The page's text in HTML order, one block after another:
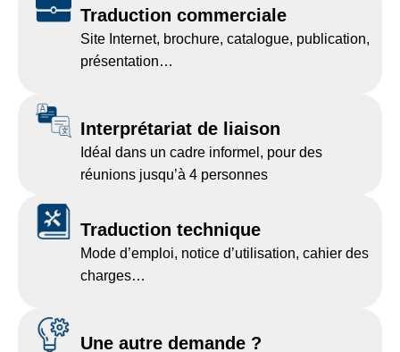
Traduction commerciale
Site Internet, brochure, catalogue, publication,
présentation…
Interprétariat de liaison
Idéal dans un cadre informel, pour des
réunions jusqu’à 4 personnes
Traduction technique
Mode d’emploi, notice d’utilisation, cahier des
charges…
Une autre demande ?